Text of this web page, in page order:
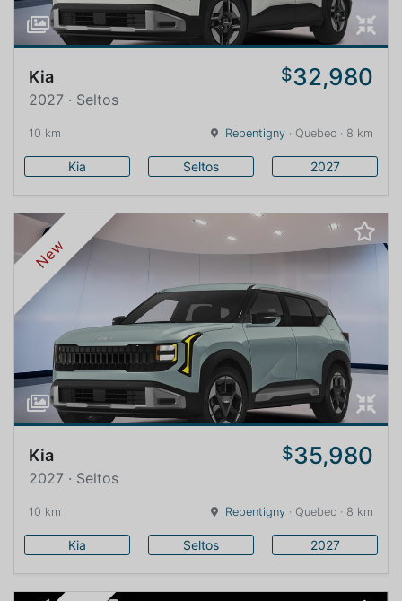
Kia $32,980
2027 · Seltos
10 km Repentigny · Quebec · 8 km
Kia Seltos 2027
New
Kia $35,980
2027 · Seltos
10 km Repentigny · Quebec · 8 km
Kia Seltos 2027